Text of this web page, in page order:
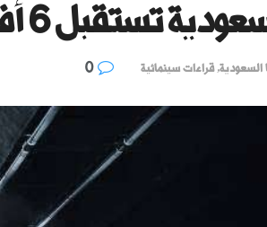
تستقبل 6 أفلام جديدة
السعودية,قراءات سينمائية